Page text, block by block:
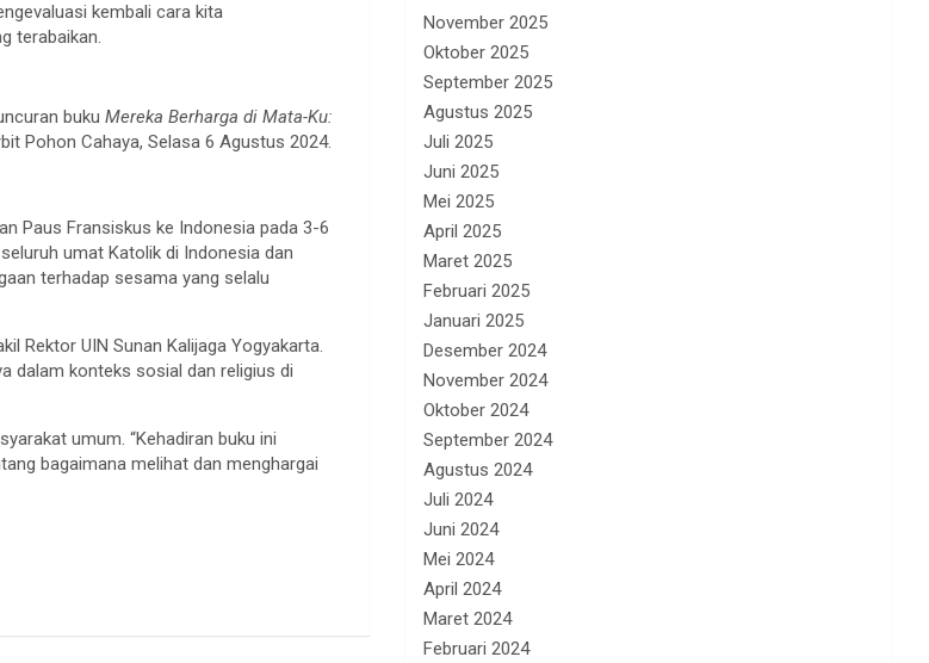
kembali cara kita
terabaikan.
bukuMereka Berharga di Mata-Ku:
Pohon Cahaya, Selasa 6 Agustus 2024.
Paus Fransiskus ke Indonesia pada 3-6
umat Katolik di Indonesia dan
terhadap sesama yang selalu
Rektor UIN Sunan Kalijaga Yogyakarta.
dalam konteks sosial dan religius di
umum. “Kehadiran buku ini
bagaimana melihat dan menghargai
November 2025
Oktober 2025
September 2025
Agustus 2025
Juli 2025
Juni 2025
Mei 2025
April 2025
Maret 2025
Februari 2025
Januari 2025
Desember 2024
November 2024
Oktober 2024
September 2024
Agustus 2024
Juli 2024
Juni 2024
Mei 2024
April 2024
Maret 2024
Februari 2024